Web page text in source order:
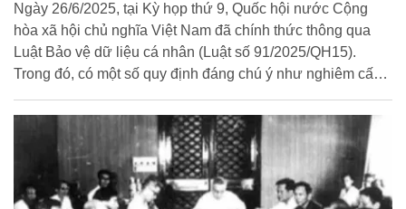
Ngày 26/6/2025, tại Kỳ họp thứ 9, Quốc hội nước Cộng
hòa xã hội chủ nghĩa Việt Nam đã chính thức thông qua
Luật Bảo vệ dữ liệu cá nhân (Luật số 91/2025/QH15).
Trong đó, có một số quy định đáng chú ý như nghiêm cấm
mua bán dữ liệu cá nhân; doanh nghiệp phải xóa dữ liệu
cá nhân người lao động sau khi chấm dứt hợp đồng; mạng
xã hội không được yêu cầu cung cấp hình ảnh, video chứa
nội dung về giấy tờ tùy thân làm yếu tố xác thực...